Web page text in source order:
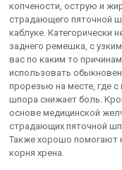
копчености, острую и
страдающего пяточной
каблуке. Категорически
заднего ремешка, с
вас по каким то
использовать
прорезью на месте, где
шпора снижает боль.
основе медицинской
страдающих пяточной
Также хорошо помогают
корня хрена.